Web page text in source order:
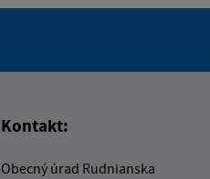
Kontakt:
Obecný úrad Rudnianska